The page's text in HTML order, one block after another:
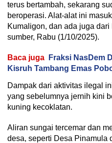
terus bertambah, sekarang
beroperasi. Alat-alat ini
Kumaligon, dan ada juga
sumber, Rabu (1/10/2025).
Baca juga
Fraksi NasDem
Kisruh Tambang Emas
Dampak dari aktivitas ilegal
yang sebelumnya jernih kini
kuning kecoklatan.
Aliran sungai tercemar dan
desa, seperti Desa Pinamula